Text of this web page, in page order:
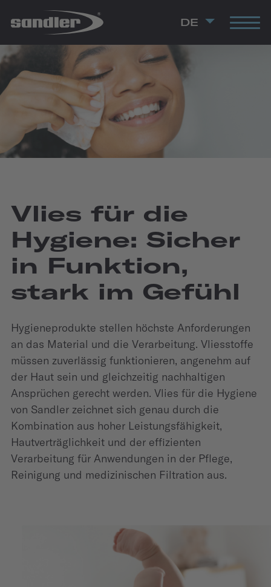
DE
Vlies für die
Hygiene: Sicher
in Funktion,
stark im Gefühl
Hygieneprodukte stellen höchste Anforderungen
an das Material und die Verarbeitung. Vliesstoffe
müssen zuverlässig funktionieren, angenehm auf
der Haut sein und gleichzeitig nachhaltigen
Ansprüchen gerecht werden. Vlies für die Hygiene
von Sandler zeichnet sich genau durch die
Kombination aus hoher Leistungsfähigkeit,
Hautverträglichkeit und der effizienten
Verarbeitung für Anwendungen in der Pflege,
Reinigung und medizinischen Filtration aus.